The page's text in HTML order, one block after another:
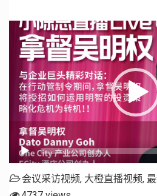
会议采访视频, 大橙直播视频,